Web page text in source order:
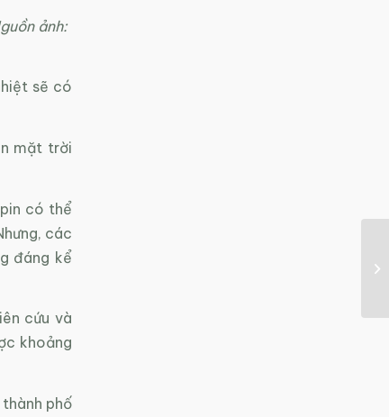
ảnh:
sẽ có
mặt trời
có thể
các
đáng kể
cứu và
khoảng
phố